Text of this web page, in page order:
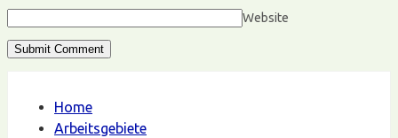
Website
Home
Arbeitsgebiete